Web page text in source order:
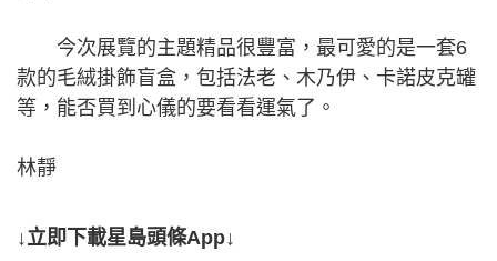
今次展覽的主題精品很豐富，最可愛的是一套6
款的毛絨掛飾盲盒，包括法老、木乃伊、卡諾皮克罐
等，能否買到心儀的要看看運氣了。
林靜
↓立即下載星島頭條App↓